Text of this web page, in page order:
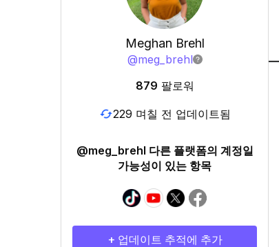
Meghan Brehl
@meg_brehl
879 팔로워
229 며칠 전 업데이트됨
@meg_brehl 다른 플랫폼의 계정일
가능성이 있는 항목
+ 업데이트 추적에 추가